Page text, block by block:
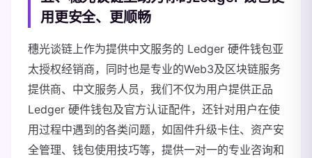
用更安全、更顺畅
穗光谈链上作为提供中文服务的 Ledger 硬件钱包亚
太授权经销商，同时也是专业的Web3及区块链服务
提供商、中文服务人员，我们不仅为用户提供正品
Ledger 硬件钱包及官方认证配件，还针对用户在使
用过程中遇到的各类问题，如固件升级卡住、资产安
全管理、钱包使用技巧等，提供一对一的专业咨询和